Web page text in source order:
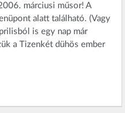
márciusi műsor! A
alatt található. (Vagy
is egy nap már
a Tizenkét dühös ember